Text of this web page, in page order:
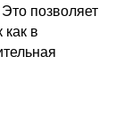
позволяет
в